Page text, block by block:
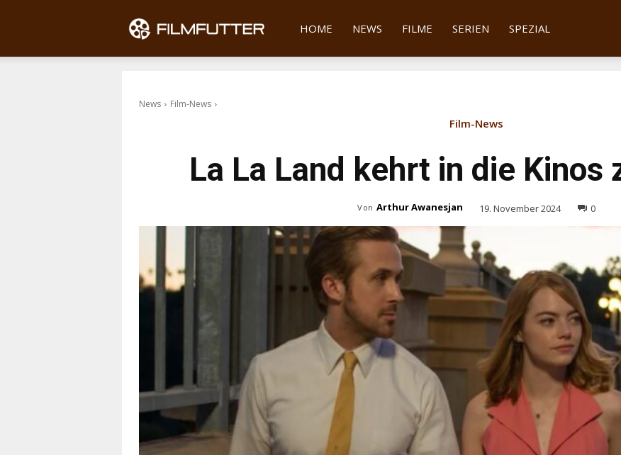
Filmfutter
HOME NEWS FILME SERIEN SPEZIAL
News Film-News
Film-News
La La Land kehrt in die Kinos
Von Arthur Awanesjan 19. November 2024 0